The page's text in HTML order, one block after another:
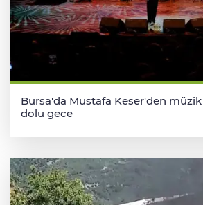
Bursa'da Mustafa Keser'den
dolu gece